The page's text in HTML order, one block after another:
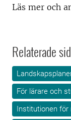
Läs mer och
Relaterade
För lärare och
Institutionen för